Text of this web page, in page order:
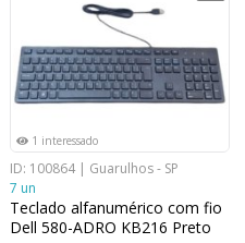
1 interessado
ID: 100864 | Guarulhos - SP
7 un
Teclado alfanumérico com fio
Dell 580-ADRO KB216 Preto